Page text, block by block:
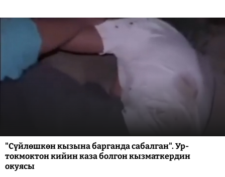
"Сүйлөшкөн кызына барганда сабалган". Ур-
токмоктон кийин каза болгон кызматкердин
окуясы